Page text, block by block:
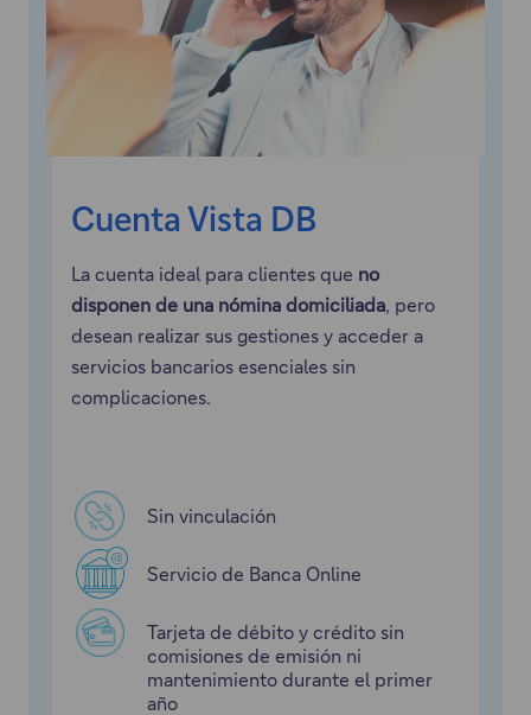
c
e
a
e
n
m
d
a
Cuenta Vista DB
La cuenta ideal para clientes que no
disponen de una nómina domiciliada, pero
desean realizar sus gestiones y acceder a
servicios bancarios esenciales sin
complicaciones.
Sin vinculación
Servicio de Banca Online
Tarjeta de débito y crédito sin
comisiones de emisión ni
mantenimiento durante el primer
año